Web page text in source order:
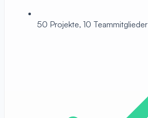
50 Projekte, 10 Teammitglieder